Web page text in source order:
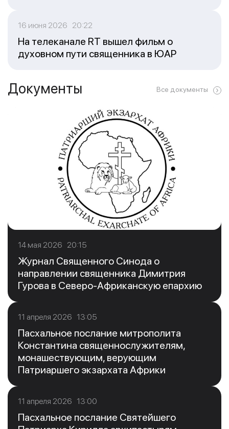
16 июня 2026 20:22
На телеканале RT вышел фильм о
духовном пути священника в ЮАР
Документы Все документы
14 мая 2026 20:15
Журнал Священного Синода о
направлении священника Димитрия
Гурова в Северо-Африканскую епархию
11 апреля 2026 13:05
Пасхальное послание митрополита
Константина священнослужителям,
монашествующим, верующим
Патриаршего экзархата Африки
11 апреля 2026 13:00
Пасхальное послание Святейшего